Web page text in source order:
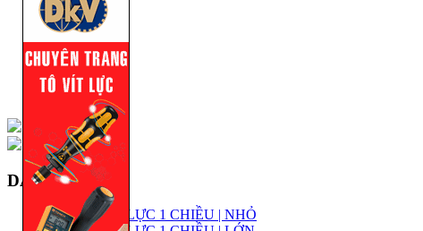
DANH MỤC
KÍCH THỦY LỰC 1 CHIỀU | NHỎ